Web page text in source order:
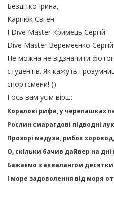
Бездітко Ірина,
Карпюк Євген
І Dive Master Кримець Сергій
Dive Master Веремеєнко Сергій
Не можна не відзначити
студентів. Як кажуть і
спортсмени! ))
І ось вам усім вірш:
Коралові рифи, у черепашках
Рослин смарагдові підводні
Прозорі медузи, рибок хоровод,
О, скільки бачив дайвер на дні
Бажаємо з аквалангом
І море задоволення від моря